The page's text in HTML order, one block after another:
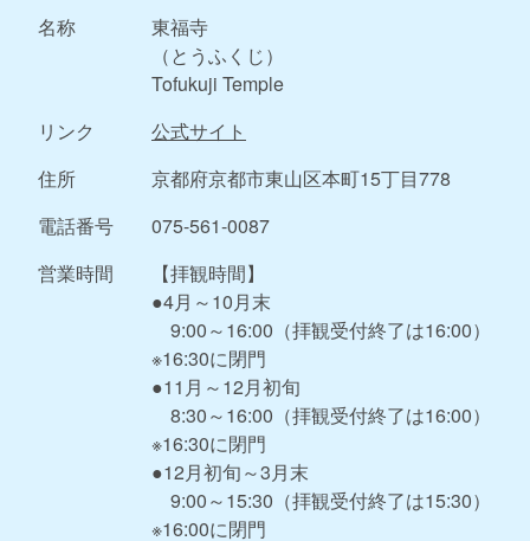
名称
東福寺
（とうふくじ）
Tofukuji Temple
リンク
公式サイト
住所
京都府京都市東山区本町15丁目778
電話番号
075-561-0087
営業時間
【拝観時間】
●4月～10月末
9:00～16:00（拝観受付終了は16:00）
※16:30に閉門
●11月～12月初旬
8:30～16:00（拝観受付終了は16:00）
※16:30に閉門
●12月初旬～3月末
9:00～15:30（拝観受付終了は15:30）
※16:00に閉門